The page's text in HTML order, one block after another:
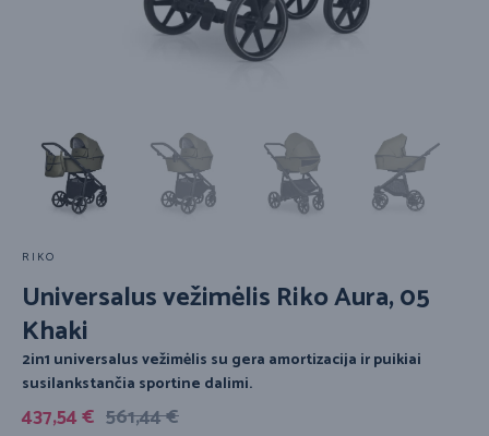
RIKO
Universalus vežimėlis Riko Aura, 05
Khaki
2in1 universalus vežimėlis su gera amortizacija ir puikiai
susilankstančia sportine dalimi.
561,44€
437,54€